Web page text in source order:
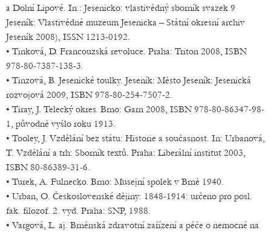
a Dolní Lipové. In.: Jesenicko: vlastivědný sborník svazek 9
Jeseník: Vlastivědné muzeum Jesenicka – Státní okresní archiv
Jeseník 2008), ISSN 1213-0192.
• Tinková, D. Francouzská revoluce. Praha: Triton 2008, ISBN
978-80-7387-138-3.
• Tinzová, B. Jesenické toulky. Jeseník: Město Jeseník: Jesenická
rozvojová 2009, ISBN 978-80-254-7507-2.
• Tiray, J. Telecký okres. Brno: Garn 2008, ISBN 978-80-86347-98-
1, původně vyšlo roku 1913.
• Tooley, J. Vzdělání bez státu: Historie a současnost. In: Urbanová,
T. Vzdělání a trh: Sborník textů. Praha: Liberální institut 2003,
ISBN 80-86389-31-6.
• Turek, A. Fulnecko. Brno: Musejní spolek v Brně 1940.
• Urban, O. Československé dějiny: 1848-1914: určeno pro posl.
fak. filozof. 2. vyd. Praha: SNP, 1988.
• Vargová, L. aj. Brněnská zdravotní zařízení a péče o nemocné na